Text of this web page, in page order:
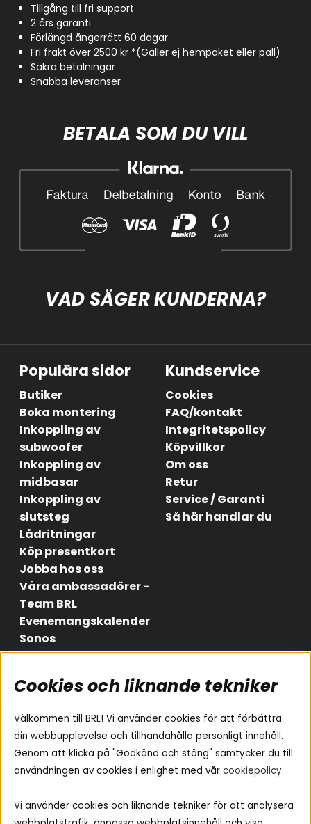
Tillgång till fri support
2 års garanti
Förlängd ångerrätt 60 dagar
Fri frakt över 2500 kr *(Gäller ej hempaket eller pall)
Säkra betalningar
Snabba leveranser
BETALA SOM DU VILL
VAD SÄGER KUNDERNA?
Populära sidor
Butiker
Boka montering
Inkoppling av
subwoofer
Inkoppling av
midbasar
Inkoppling av
slutsteg
Lådritningar
Köp presentkort
Jobba hos oss
Våra ambassadörer -
Team BRL
Evenemangskalender
Sonos
Kundservice
Cookies
FAQ/kontakt
Integritetspolicy
Köpvillkor
Om oss
Retur
Service / Garanti
Så här handlar du
Områden
Billjud
Hemmaljud
Medarbetare
Vad passar i min bil
Yamaha Musiccast
Ljud till A-traktorn
Ljud till båten
Följ oss
Instagram
Facebook
Youtube
Cookies och liknande tekniker
Välkommen till BRL! Vi använder cookies för att förbättra
din webbupplevelse och tillhandahålla personligt innehåll.
Genom att klicka på "Godkänd och stäng" samtycker du till
användningen av cookies i enlighet med vår cookiepolicy.
Vi använder cookies och liknande tekniker för att analysera